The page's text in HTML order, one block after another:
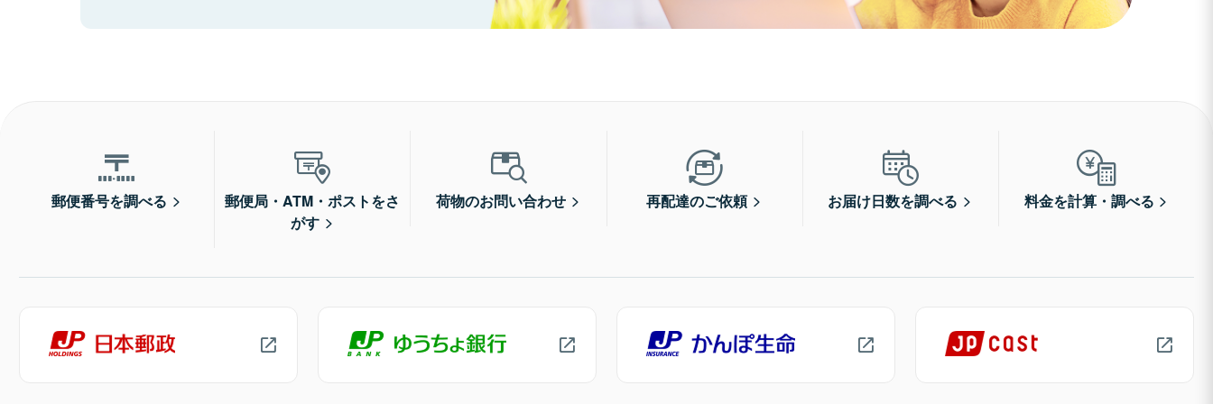
郵便番号を調べる
郵便局・ATM・ポストをさ
がす
荷物のお問い合わせ 再配達のご依頼 お届け日数を調べる 料金を計算・調べる